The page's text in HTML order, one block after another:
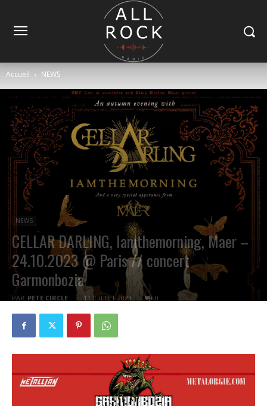
Accueil NEWS
NEWS
CELLAR DARLING, Iamthemorning, Maer –
24.10.2023 @ Paris // concert
Garmonbozia
PAR PETE CIRCLE 11 JUILLET 2023 0